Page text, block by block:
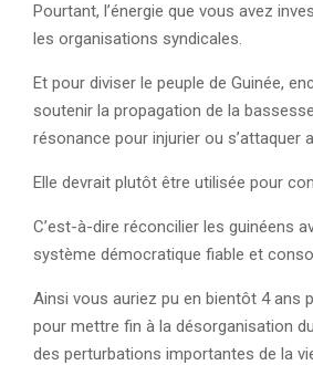
Pourtant, l’énergie que vous avez
les organisations syndicales.
Et pour diviser le peuple de Guinée,
soutenir la propagation de la
résonance pour injurier ou s’attaquer
Elle devrait plutôt être utilisée pour
C’est-à-dire réconcilier les guinéens
système démocratique fiable et
Ainsi vous auriez pu en bientôt 4 ans
pour mettre fin à la désorganisation
des perturbations importantes de la